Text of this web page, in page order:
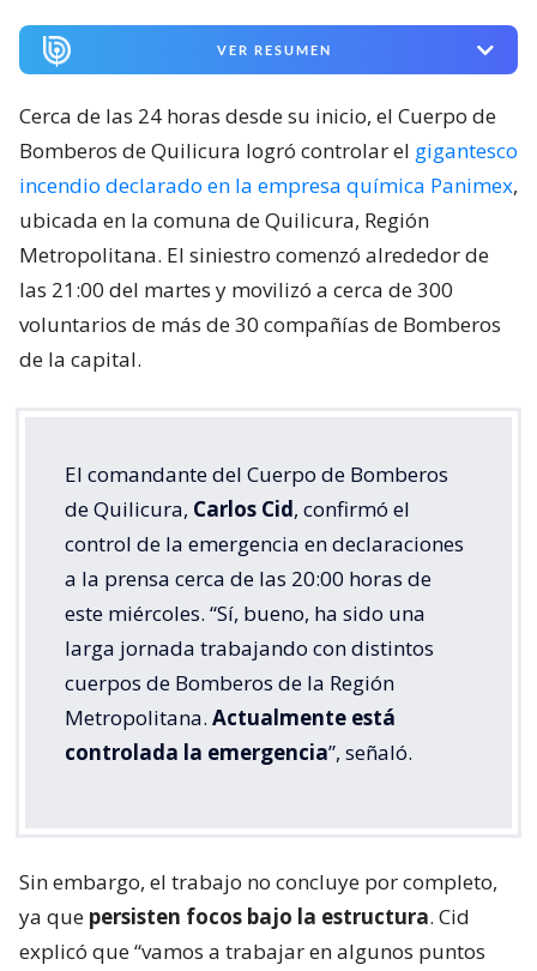
VER RESUMEN
Cerca de las 24 horas desde su inicio, el Cuerpo de
Bomberos de Quilicura logró controlar el gigantesco
incendio declarado en la empresa química Panimex,
ubicada en la comuna de Quilicura, Región
Metropolitana. El siniestro comenzó alrededor de
las 21:00 del martes y movilizó a cerca de 300
voluntarios de más de 30 compañías de Bomberos
de la capital.
El comandante del Cuerpo de Bomberos
de Quilicura, Carlos Cid, confirmó el
control de la emergencia en declaraciones
a la prensa cerca de las 20:00 horas de
este miércoles. “Sí, bueno, ha sido una
larga jornada trabajando con distintos
cuerpos de Bomberos de la Región
Metropolitana. Actualmente está
controlada la emergencia”, señaló.
Sin embargo, el trabajo no concluye por completo,
ya que persisten focos bajo la estructura. Cid
explicó que “vamos a trabajar en algunos puntos